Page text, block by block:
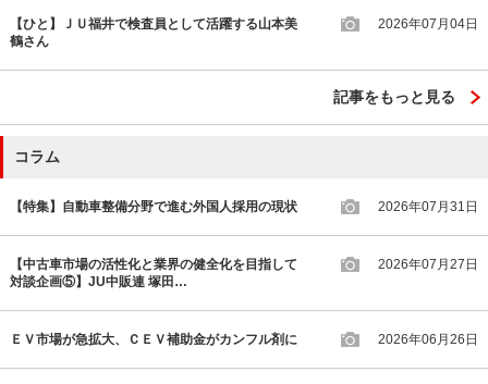
【ひと】ＪＵ福井で検査員として活躍する山本美
鶴さん
2026年07月04日
記事をもっと見る
コラム
【特集】自動車整備分野で進む外国人採用の現状 2026年07月31日
【中古車市場の活性化と業界の健全化を目指して
対談企画⑤】JU中販連 塚田…
2026年07月27日
ＥＶ市場が急拡大、ＣＥＶ補助金がカンフル剤に 2026年06月26日